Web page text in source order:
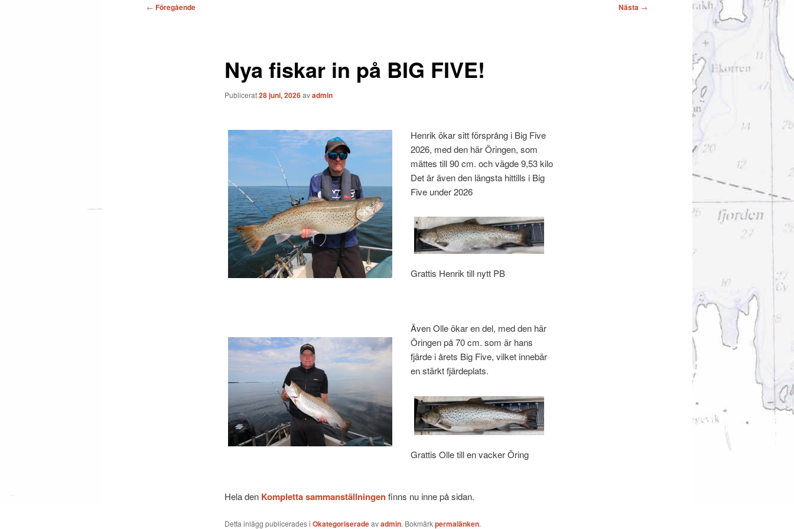
Inläggsnavigering
← Föregående Nästa →
Nya fiskar in på BIG FIVE!
Publicerat28 juni, 2026avadmin
Henrik ökar sitt försprång i Big Five
2026, med den här Öringen, som
mättes till 90 cm. och vägde 9,53 kilo
Det är även den längsta hittills i Big
Five under 2026
Grattis Henrik till nytt PB
Även Olle ökar en del, med den här
Öringen på 70 cm. som är hans
fjärde i årets Big Five, vilket innebär
en stärkt fjärdeplats.
Grattis Olle till en vacker Öring
Hela den Kompletta sammanställningenfinns nu inne på sidan.
Detta inlägg publicerades i Okategoriseradeavadmin. Bokmärkpermalänken.